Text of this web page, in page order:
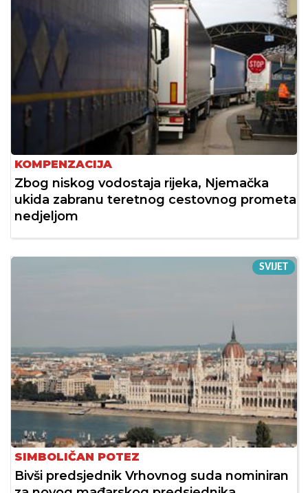
KOMPENZACIJA
Zbog niskog vodostaja rijeka, Njemačka
ukida zabranu teretnog cestovnog prometa
nedjeljom
SVIJET
SIMBOLIČAN POTEZ
Bivši predsjednik Vrhovnog suda nominiran